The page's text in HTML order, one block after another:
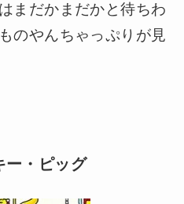
まだかまだかと待ちわ
のやんちゃっぷりが見
ー・ピッグ